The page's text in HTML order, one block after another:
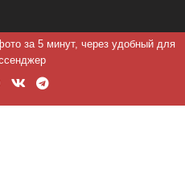
за 5 минут, через удобный для